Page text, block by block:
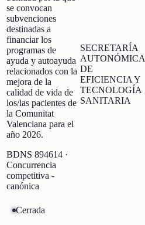
se convocan
subvenciones
destinadas a
financiar los
programas de
ayuda y autoayuda
relacionados con la
mejora de la
calidad de vida de
los/las pacientes de
la Comunitat
Valenciana para el
año 2026.
BDNS 894614 ·
Concurrencia
competitiva -
canónica
SECRETARÍA
AUTONÓMICA
DE
EFICIENCIA Y
TECNOLOGÍA
SANITARIA
Cerrada